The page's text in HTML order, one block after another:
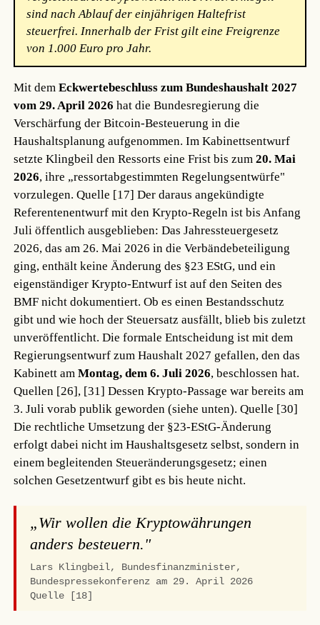
sind nach Ablauf der einjährigen Haltefrist
steuerfrei. Innerhalb der Frist gilt eine Freigrenze
von 1.000 Euro pro Jahr.
Mit demEckwertebeschluss zum Bundeshaushalt 2027
vom 29. April 2026 hat die Bundesregierung die
Verschärfung der Bitcoin-Besteuerung in die
Haushaltsplanung aufgenommen. Im Kabinettsentwurf
setzte Klingbeil den Ressorts eine Frist bis zum20. Mai
2026, ihre „ressortabgestimmten Regelungsentwürfe"
vorzulegen.Quelle [17] Der daraus angekündigte
Referentenentwurf mit den Krypto-Regeln ist bis Anfang
Juli öffentlich ausgeblieben: Das Jahressteuergesetz
2026, das am 26. Mai 2026 in die Verbändebeteiligung
ging, enthält keine Änderung des §23 EStG, und ein
eigenständiger Krypto-Entwurf ist auf den Seiten des
BMF nicht dokumentiert. Ob es einen Bestandsschutz
gibt und wie hoch der Steuersatz ausfällt, blieb bis zuletzt
unveröffentlicht. Die formale Entscheidung ist mit dem
Regierungsentwurf zum Haushalt 2027 gefallen, den das
Kabinett amMontag, dem 6. Juli 2026, beschlossen hat.
Quellen [26], [31] Dessen Krypto-Passage war bereits am
3. Juli vorab publik geworden (siehe unten).Quelle [30]
Die rechtliche Umsetzung der §23-EStG-Änderung
erfolgt dabei nicht im Haushaltsgesetz selbst, sondern in
einem begleitenden Steueränderungsgesetz; einen
solchen Gesetzentwurf gibt es bis heute nicht.
„Wir wollen die Kryptowährungen
anders besteuern."
Lars Klingbeil, Bundesfinanzminister,
Bundespressekonferenz am 29. April 2026
Quelle [18]